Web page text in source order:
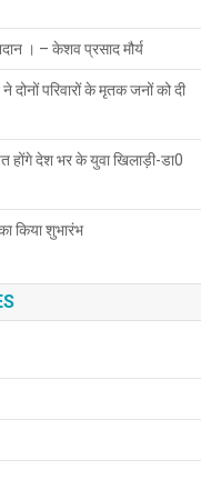
। – केशव प्रसाद मौर्य
दोनों परिवारों के मृतक जनों को दी
होंगे देश भर के युवा खिलाड़ी-डा0
किया शुभारंभ